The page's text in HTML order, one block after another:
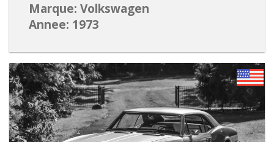
Marque: Volkswagen
Annee: 1973